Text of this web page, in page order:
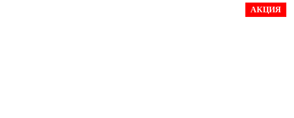
АКЦИЯ